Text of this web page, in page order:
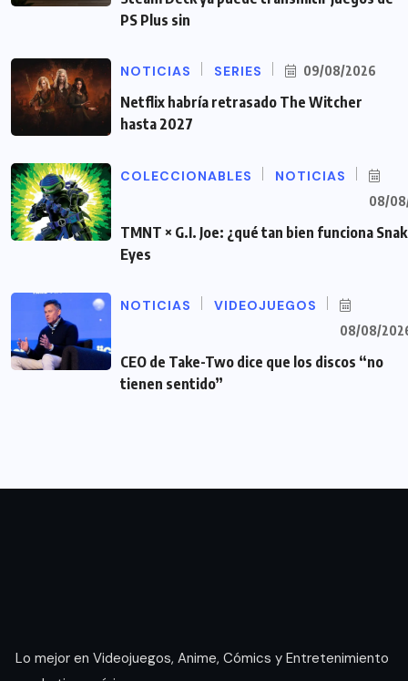
PS Plus sin
NOTICIAS SERIES 09/08/2026
Netflix habría retrasado The Witcher
hasta 2027
COLECCIONABLES NOTICIAS
08/
TMNT × G.I. Joe: ¿qué tan bien funciona
Eyes
NOTICIAS VIDEOJUEGOS
08/08/
CEO de Take-Two dice que los discos “no
tienen sentido”
Lo mejor en Videojuegos, Anime, Cómics y Entretenimiento